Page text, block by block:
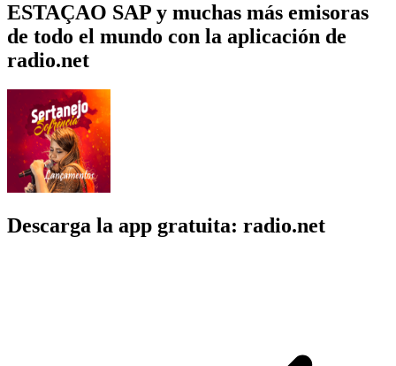
ESTAÇAO SAP y muchas más emisoras
de todo el mundo con la aplicación de
radio.net
Descarga la app gratuita: radio.net